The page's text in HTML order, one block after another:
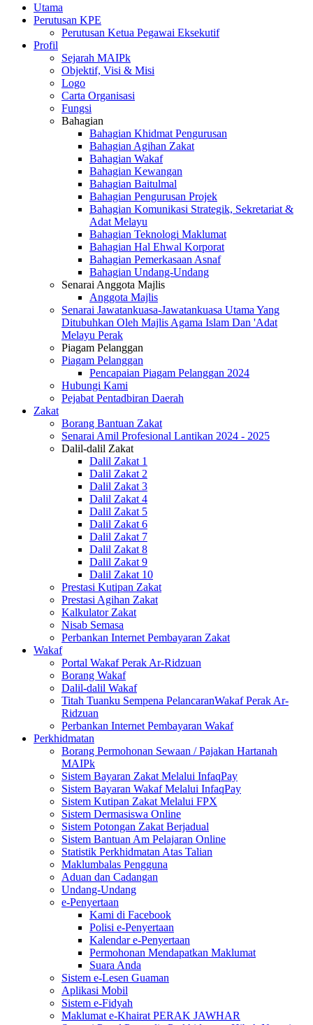
Utama
Perutusan KPE
Perutusan Ketua Pegawai Eksekutif
Profil
Sejarah MAIPk
Objektif, Visi & Misi
Logo
Carta Organisasi
Fungsi
Bahagian
Bahagian Khidmat Pengurusan
Bahagian Agihan Zakat
Bahagian Wakaf
Bahagian Kewangan
Bahagian Baitulmal
Bahagian Pengurusan Projek
Bahagian Komunikasi Strategik, Sekretariat &
Adat Melayu
Bahagian Teknologi Maklumat
Bahagian Hal Ehwal Korporat
Bahagian Pemerkasaan Asnaf
Bahagian Undang-Undang
Senarai Anggota Majlis
Anggota Majlis
Senarai Jawatankuasa-Jawatankuasa Utama Yang
Ditubuhkan Oleh Majlis Agama Islam Dan 'Adat
Melayu Perak
Piagam Pelanggan
Piagam Pelanggan
Pencapaian Piagam Pelanggan 2024
Hubungi Kami
Pejabat Pentadbiran Daerah
Zakat
Borang Bantuan Zakat
Senarai Amil Profesional Lantikan 2024 - 2025
Dalil-dalil Zakat
Dalil Zakat 1
Dalil Zakat 2
Dalil Zakat 3
Dalil Zakat 4
Dalil Zakat 5
Dalil Zakat 6
Dalil Zakat 7
Dalil Zakat 8
Dalil Zakat 9
Dalil Zakat 10
Prestasi Kutipan Zakat
Prestasi Agihan Zakat
Kalkulator Zakat
Nisab Semasa
Perbankan Internet Pembayaran Zakat
Wakaf
Portal Wakaf Perak Ar-Ridzuan
Borang Wakaf
Dalil-dalil Wakaf
Titah Tuanku Sempena PelancaranWakaf Perak Ar-
Ridzuan
Perbankan Internet Pembayaran Wakaf
Perkhidmatan
Borang Permohonan Sewaan / Pajakan Hartanah
MAIPk
Sistem Bayaran Zakat Melalui InfaqPay
Sistem Bayaran Wakaf Melalui InfaqPay
Sistem Kutipan Zakat Melalui FPX
Sistem Dermasiswa Online
Sistem Potongan Zakat Berjadual
Sistem Bantuan Am Pelajaran Online
Statistik Perkhidmatan Atas Talian
Maklumbalas Pengguna
Aduan dan Cadangan
Undang-Undang
e-Penyertaan
Kami di Facebook
Polisi e-Penyertaan
Kalendar e-Penyertaan
Permohonan Mendapatkan Maklumat
Suara Anda
Sistem e-Lesen Guaman
Aplikasi Mobil
Sistem e-Fidyah
Maklumat e-Khairat PERAK JAWHAR